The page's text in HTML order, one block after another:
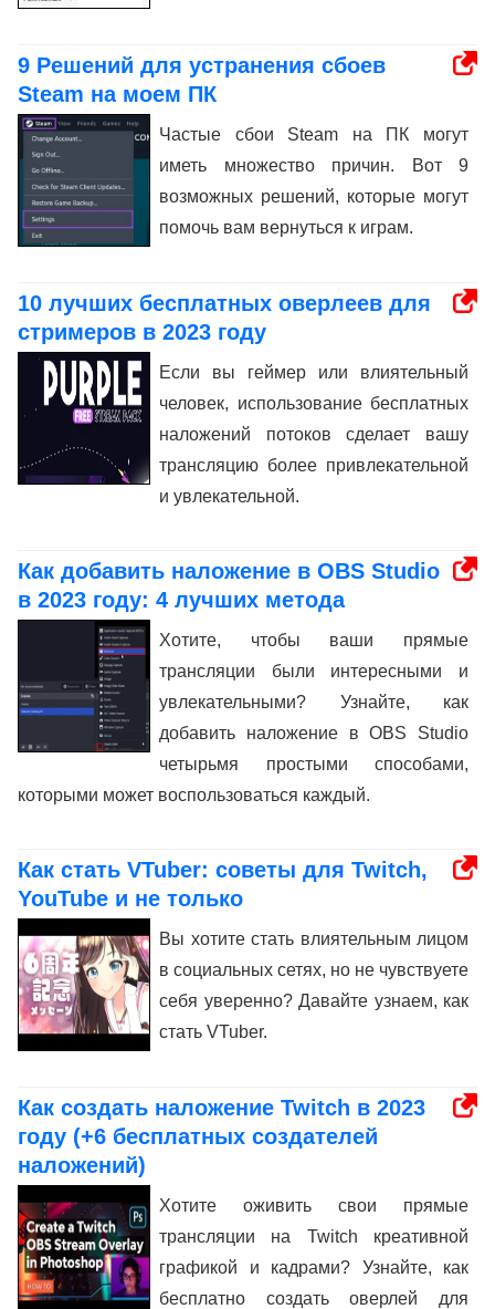
9 Решений для устранения сбоев
Steam на моем ПК
Частые сбои Steam на ПК могут
иметь множество причин. Вот 9
возможных решений, которые могут
помочь вам вернуться к играм.
10 лучших бесплатных оверлеев для
стримеров в 2023 году
Если вы геймер или влиятельный
человек, использование бесплатных
наложений потоков сделает вашу
трансляцию более привлекательной
и увлекательной.
Как добавить наложение в OBS Studio
в 2023 году: 4 лучших метода
Хотите, чтобы ваши прямые
трансляции были интересными и
увлекательными? Узнайте, как
добавить наложение в OBS Studio
четырьмя простыми способами,
которыми может воспользоваться каждый.
Как стать VTuber: советы для Twitch,
YouTube и не только
Вы хотите стать влиятельным лицом
в социальных сетях, но не чувствуете
себя уверенно? Давайте узнаем, как
стать VTuber.
Как создать наложение Twitch в 2023
году (+6 бесплатных создателей
наложений)
Хотите оживить свои прямые
трансляции на Twitch креативной
графикой и кадрами? Узнайте, как
бесплатно создать оверлей для